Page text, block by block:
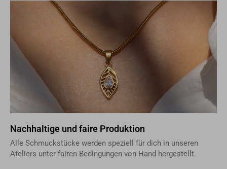
Nachhaltige und faire Produktion
Alle Schmuckstücke werden speziell für dich in unseren
Ateliers unter fairen Bedingungen von Hand hergestellt.